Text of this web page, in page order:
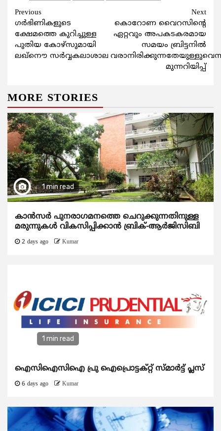
Continue
Reading
Previous
ഗർഭിണികളുടെ
ക്ഷേമത്തെ കുറിച്ചുള്ള
പുതിയ കോഴ്സുമായി
ലഖ്നൌ സർവ്വകലാശാല
Next
കൊറോണ വൈറസിന്റെ
ഏറ്റവും അപകടകരമായ
സമയം ബ്രിട്ടനിൽ
മുന്നറിയിപ്പ്
MORE STORIES
1 min read
കാന്‍സര്‍ പുനരാഗമനത്തെ ചെറുക്കുന്നതിനുള്ള
മരുന്നുകള്‍ വികസിപ്പിക്കാന്‍ ബ്രിക്-ആര്‍ജിസിബി
2 days ago Kumar
1 min read
ഐസിഐസിഐ പ്രു ഐപ്രൊട്ടക്റ്റ് സ്മാർട്ട് പ്ലസ്
6 days ago Kumar